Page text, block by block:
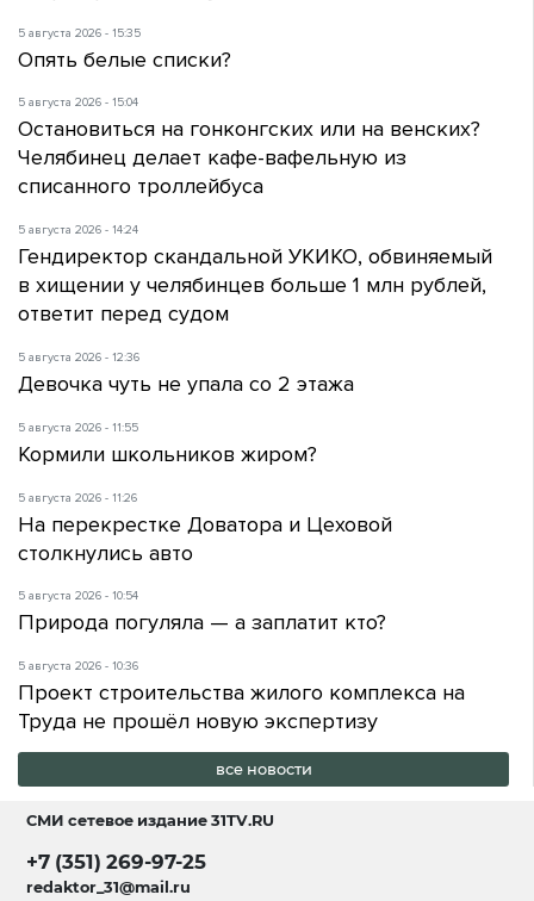
5 августа 2026 - 15:35
Опять белые списки?
5 августа 2026 - 15:04
Остановиться на гонконгских или на венских?
Челябинец делает кафе-вафельную из
списанного троллейбуса
5 августа 2026 - 14:24
Гендиректор скандальной УКИКО, обвиняемый
в хищении у челябинцев больше 1 млн рублей,
ответит перед судом
5 августа 2026 - 12:36
Девочка чуть не упала со 2 этажа
5 августа 2026 - 11:55
Кормили школьников жиром?
5 августа 2026 - 11:26
На перекрестке Доватора и Цеховой
столкнулись авто
5 августа 2026 - 10:54
Природа погуляла — а заплатит кто?
5 августа 2026 - 10:36
Проект строительства жилого комплекса на
Труда не прошёл новую экспертизу
все новости
СМИ сетевое издание31TV.RU
+7 (351) 269-97-25
redaktor_31@mail.ru